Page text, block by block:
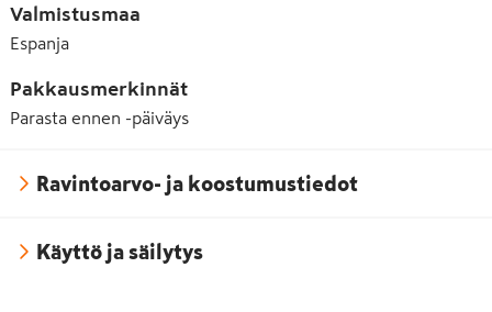
Valmistusmaa
Espanja
Pakkausmerkinnät
Parasta ennen -päiväys
Ravintoarvo- ja koostumustiedot
Käyttö ja säilytys